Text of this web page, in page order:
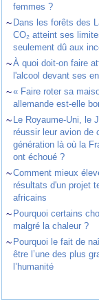
femmes ?
~ Dans les forêts des
CO₂ atteint ses
seulement dû aux
~À quoi doit-on faire
l'alcool devant ses
~« Faire roter sa
allemande est-elle
~ Le Royaume-Uni, le
réussir leur avion de
génération là où la
ont échoué ?
~Comment mieux
résultats d'un projet
africains
~ Pourquoi certains
malgré la chaleur ?
~ Pourquoi le fait de
être l’une des plus
l’humanité